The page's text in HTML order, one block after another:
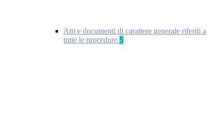
Atti e documenti di carattere generale riferiti a
tutte le procedure 5